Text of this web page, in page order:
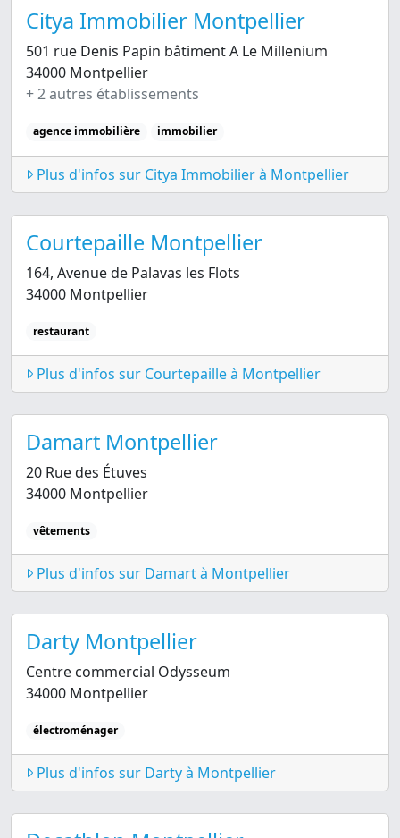
Citya Immobilier Montpellier
501 rue Denis Papin bâtiment A Le Millenium
34000 Montpellier
+ 2 autres établissements
agence immobilière immobilier
Plus d'infos sur Citya Immobilier à Montpellier
Courtepaille Montpellier
164, Avenue de Palavas les Flots
34000 Montpellier
restaurant
Plus d'infos sur Courtepaille à Montpellier
Damart Montpellier
20 Rue des Étuves
34000 Montpellier
vêtements
Plus d'infos sur Damart à Montpellier
Darty Montpellier
Centre commercial Odysseum
34000 Montpellier
électroménager
Plus d'infos sur Darty à Montpellier